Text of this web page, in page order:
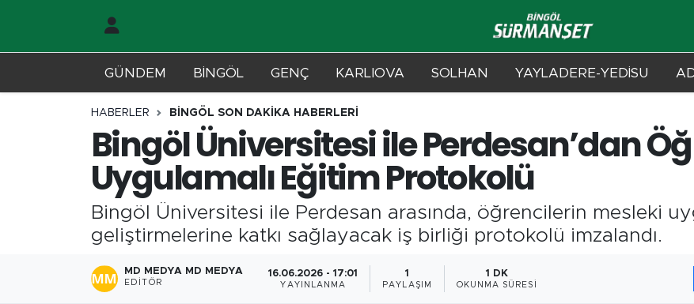
GÜNDEM BİNGÖL GENÇ KARLIOVA SOLHAN YAYLADERE-YEDİSU
HABERLER BİNGÖL SON DAKİKA HABERLERİ
Bingöl Üniversitesi ile Perdesan’dan
Uygulamalı Eğitim Protokolü
Bingöl Üniversitesi ile Perdesan arasında, öğrencilerin mesleki
geliştirmelerine katkı sağlayacak iş birliği protokolü imzalandı.
MD MEDYA MD MEDYA
EDITÖR
16.06.2026 - 17:01
YAYINLANMA
1
PAYLAŞIM
1 DK
OKUNMA SÜRESI
Karlıova
Adaklı-Kiğı
Merkez Trafik Yoğunluk Haritası
Süper Lig Puan Durumu ve Fikstür
Tüm Manşetler